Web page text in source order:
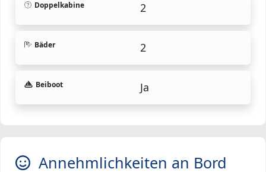
Doppelkabine 2
Bäder 2
Beiboot Ja
Annehmlichkeiten an Bord